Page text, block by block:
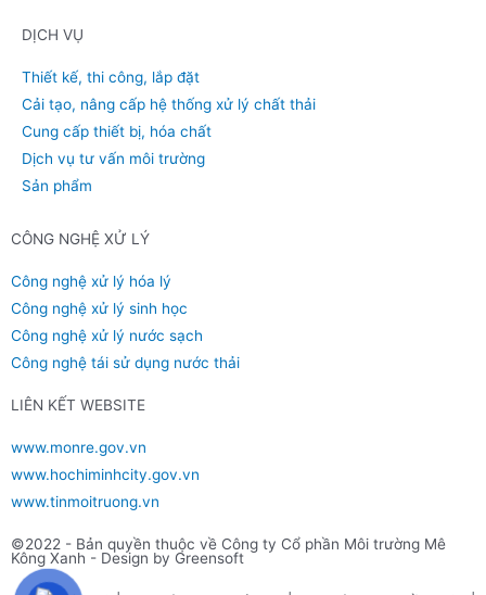
DỊCH VỤ
Thiết kế, thi công, lắp đặt
Cải tạo, nâng cấp hệ thống xử lý chất thải
Cung cấp thiết bị, hóa chất
Dịch vụ tư vấn môi trường
Sản phẩm
CÔNG NGHỆ XỬ LÝ
Công nghệ xử lý hóa lý
Công nghệ xử lý sinh học
Công nghệ xử lý nước sạch
Công nghệ tái sử dụng nước thải
LIÊN KẾT WEBSITE
www.monre.gov.vn
www.hochiminhcity.gov.vn
www.tinmoitruong.vn
©2022 - Bản quyền thuộc về Công ty Cổ phần Môi trường Mê
Kông Xanh - Design by Greensoft